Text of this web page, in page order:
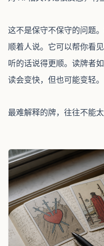
这不是保守不保守的问题
顺着人说。它可以帮你看
听的话说得更顺。读牌者
读会变快，但也可能变轻。
最难解释的牌，往往不能太